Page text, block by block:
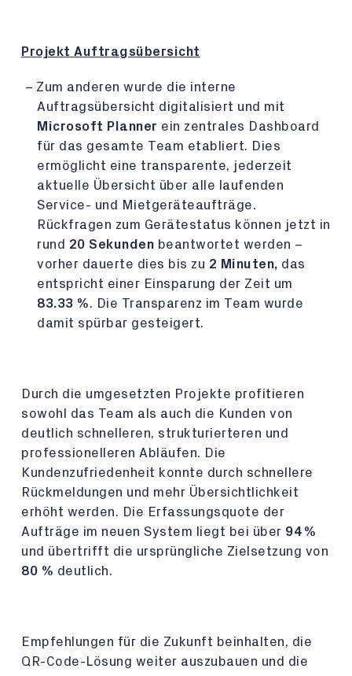
Projekt Auftragsübersicht
Zum anderen wurde die interne
Auftragsübersicht digitalisiert und mit
Microsoft Planner ein zentrales Dashboard
für das gesamte Team etabliert. Dies
ermöglicht eine transparente, jederzeit
aktuelle Übersicht über alle laufenden
Service- und Mietgeräteaufträge.
Rückfragen zum Gerätestatus können jetzt in
rund 20 Sekunden beantwortet werden –
vorher dauerte dies bis zu 2 Minuten, das
entspricht einer Einsparung der Zeit um
83.33 %. Die Transparenz im Team wurde
damit spürbar gesteigert.
Durch die umgesetzten Projekte profitieren
sowohl das Team als auch die Kunden von
deutlich schnelleren, strukturierteren und
professionelleren Abläufen. Die
Kundenzufriedenheit konnte durch schnellere
Rückmeldungen und mehr Übersichtlichkeit
erhöht werden. Die Erfassungsquote der
Aufträge im neuen System liegt bei über 94 %
und übertrifft die ursprüngliche Zielsetzung von
80 % deutlich.
Empfehlungen für die Zukunft beinhalten, die
QR-Code-Lösung weiter auszubauen und die